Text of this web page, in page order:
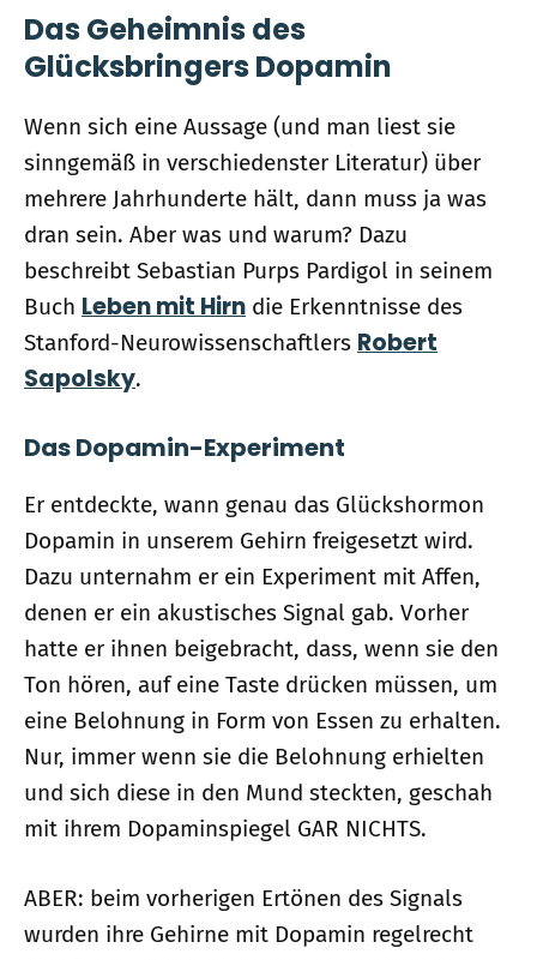
Das Geheimnis des
Glücksbringers Dopamin
Wenn sich eine Aussage (und man liest sie
sinngemäß in verschiedenster Literatur) über
mehrere Jahrhunderte hält, dann muss ja was
dran sein. Aber was und warum? Dazu
beschreibt Sebastian Purps Pardigol in seinem
Buch Leben mit Hirn die Erkenntnisse des
Stanford-Neurowissenschaftlers Robert
Sapolsky.
Das Dopamin-Experiment
Er entdeckte, wann genau das Glückshormon
Dopamin in unserem Gehirn freigesetzt wird.
Dazu unternahm er ein Experiment mit Affen,
denen er ein akustisches Signal gab. Vorher
hatte er ihnen beigebracht, dass, wenn sie den
Ton hören, auf eine Taste drücken müssen, um
eine Belohnung in Form von Essen zu erhalten.
Nur, immer wenn sie die Belohnung erhielten
und sich diese in den Mund steckten, geschah
mit ihrem Dopaminspiegel GAR NICHTS.
ABER: beim vorherigen Ertönen des Signals
wurden ihre Gehirne mit Dopamin regelrecht